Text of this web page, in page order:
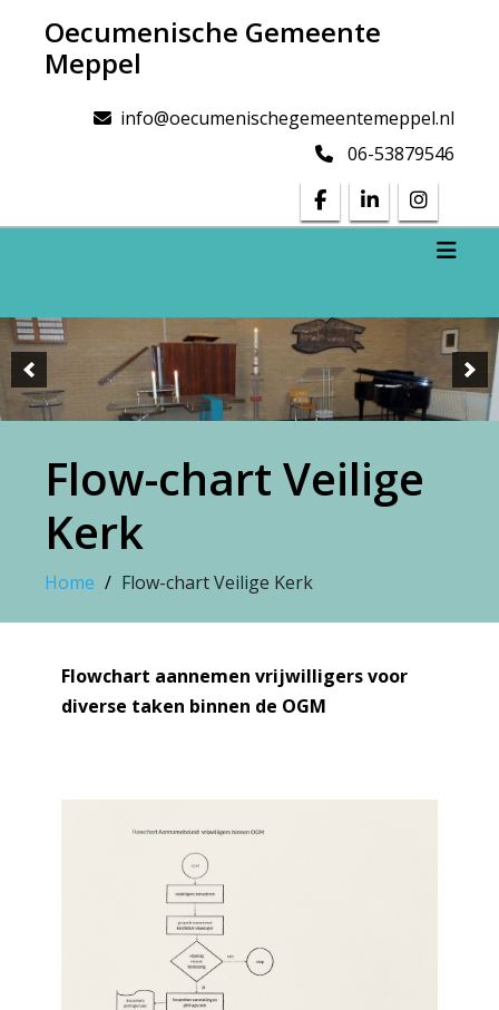
inhoud
Oecumenische Gemeente
Meppel
info@oecumenischegemeentemeppel.nl
06-53879546
Flow-chart Veilige
Kerk
Home Flow-chart Veilige Kerk
Flowchart aannemen vrijwilligers voor
diverse taken binnen de OGM